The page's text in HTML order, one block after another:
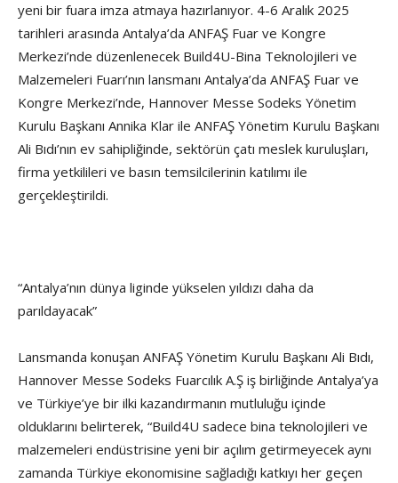
yeni bir fuara imza atmaya hazırlanıyor. 4-6 Aralık 2025
tarihleri arasında Antalya’da ANFAŞ Fuar ve Kongre
Merkezi’nde düzenlenecek Build4U-Bina Teknolojileri ve
Malzemeleri Fuarı’nın lansmanı Antalya’da ANFAŞ Fuar ve
Kongre Merkezi’nde, Hannover Messe Sodeks Yönetim
Kurulu Başkanı Annika Klar ile ANFAŞ Yönetim Kurulu Başkanı
Ali Bıdı’nın ev sahipliğinde, sektörün çatı meslek kuruluşları,
firma yetkilileri ve basın temsilcilerinin katılımı ile
gerçekleştirildi.
“Antalya’nın dünya liginde yükselen yıldızı daha da
parıldayacak”
Lansmanda konuşan ANFAŞ Yönetim Kurulu Başkanı Ali Bıdı,
Hannover Messe Sodeks Fuarcılık A.Ş iş birliğinde Antalya’ya
ve Türkiye’ye bir ilki kazandırmanın mutluluğu içinde
olduklarını belirterek, “Build4U sadece bina teknolojileri ve
malzemeleri endüstrisine yeni bir açılım getirmeyecek aynı
zamanda Türkiye ekonomisine sağladığı katkıyı her geçen